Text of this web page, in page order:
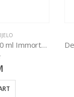
Deo krema sensitive, 50 ml Immortella